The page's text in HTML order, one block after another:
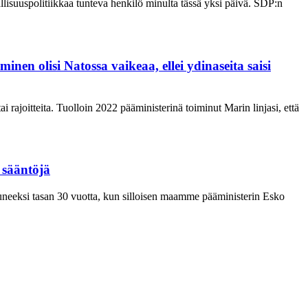
tunteva henkilö minulta tässä yksi päivä. SDP:n
olisi Natossa vaikeaa, ellei ydinaseita saisi
rajoitteita. Tuolloin 2022 pääministerinä toiminut Marin linjasi, että
tasan 30 vuotta, kun silloisen maamme pääministerin Esko